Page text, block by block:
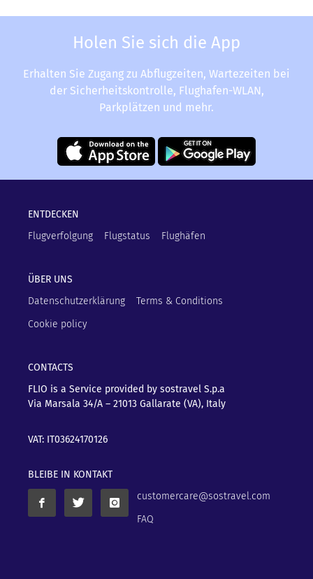
Holen Sie sich die App
Erhalten Sie Zugang zu Abflugzeiten, Wartezeiten bei
der Sicherheitskontrolle, Flughafen-WLAN,
Parkplätzen und mehr.
ENTDECKEN
Flugverfolgung
Flugstatus Flughäfen
ÜBER UNS
Datenschutzerklärung
Terms & Conditions
Cookie policy
CONTACTS
FLIO is a Service provided by sostravel S.p.a
Via Marsala 34/A – 21013 Gallarate (VA), Italy
VAT: IT03624170126
BLEIBE IN KONTAKT
customercare@sostravel.com
FAQ